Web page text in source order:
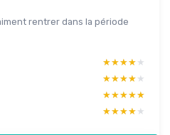
rentrer dans la période
★★★★★
★★★★★
★★★★★
★★★★★
★★★★★
★★★★★
★★★★★
★★★★★